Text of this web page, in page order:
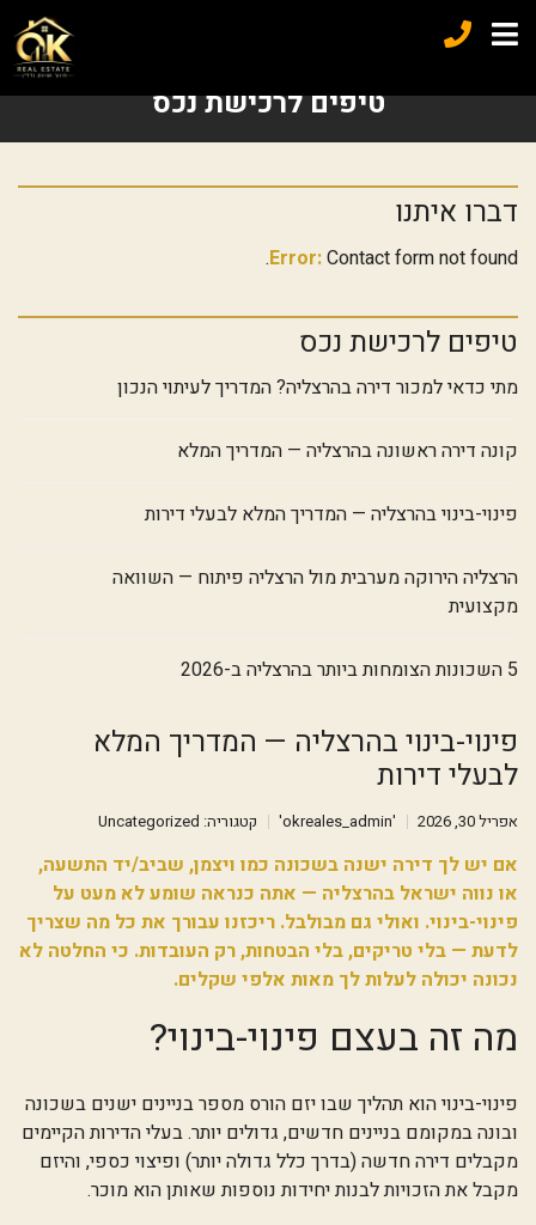
טיפים לרכישת נכס
דברו איתנו
Error:Contact form not found.
טיפים לרכישת נכס
מתי כדאי למכור דירה בהרצליה? המדריך לעיתוי הנכון
קונה דירה ראשונה בהרצליה — המדריך המלא
פינוי-בינוי בהרצליה — המדריך המלא לבעלי דירות
הרצליה הירוקה מערבית מול הרצליה פיתוח — השוואה
מקצועית
5 השכונות הצומחות ביותר בהרצליה ב-2026
פינוי-בינוי בהרצליה — המדריך המלא
לבעלי דירות
אפריל 30, 2026 'okreales_admin' קטגוריה: Uncategorized
אם יש לך דירה ישנה בשכונה כמו ויצמן, שביב/יד התשעה,
או נווה ישראל בהרצליה — אתה כנראה שומע לא מעט על
פינוי-בינוי. ואולי גם מבולבל. ריכזנו עבורך את כל מה שצריך
לדעת — בלי טריקים, בלי הבטחות, רק העובדות. כי החלטה לא
נכונה יכולה לעלות לך מאות אלפי שקלים.
מה זה בעצם פינוי-בינוי?
פינוי-בינוי הוא תהליך שבו יזם הורס מספר בניינים ישנים בשכונה
ובונה במקומם בניינים חדשים, גדולים יותר. בעלי הדירות הקיימים
מקבלים דירה חדשה (בדרך כלל גדולה יותר) ופיצוי כספי, והיזם
מקבל את הזכויות לבנות יחידות נוספות שאותן הוא מוכר.